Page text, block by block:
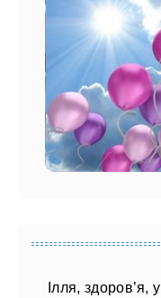
Ілля, здоров’я,